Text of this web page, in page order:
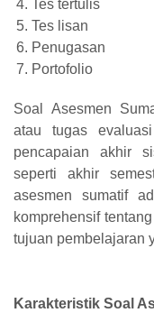
Tes tertulis
Tes lisan
Penugasan
Portofolio
Soal Asesmen
atau tugas
pencapaian akhir
seperti akhir
asesmen sumatif
komprehensif
tujuan pembelajaran
Karakteristik Soal